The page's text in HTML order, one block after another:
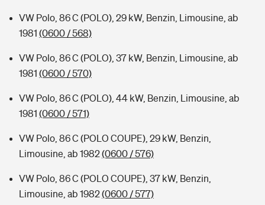
VW Polo, 86 C (POLO), 29 kW, Benzin, Limousine, ab
1981 (0600 / 568)
VW Polo, 86 C (POLO), 37 kW, Benzin, Limousine, ab
1981 (0600 / 570)
VW Polo, 86 C (POLO), 44 kW, Benzin, Limousine, ab
1981 (0600 / 571)
VW Polo, 86 C (POLO COUPE), 29 kW, Benzin,
Limousine, ab 1982(0600 / 576)
VW Polo, 86 C (POLO COUPE), 37 kW, Benzin,
Limousine, ab 1982(0600 / 577)